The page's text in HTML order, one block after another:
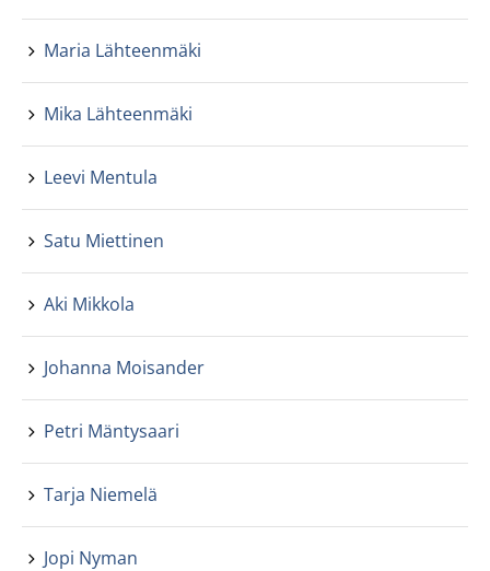
Maria Lähteenmäki
Mika Lähteenmäki
Leevi Mentula
Satu Miettinen
Aki Mikkola
Johanna Moisander
Petri Mäntysaari
Tarja Niemelä
Jopi Nyman